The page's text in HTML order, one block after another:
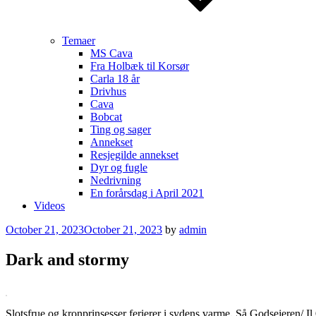
Temaer
MS Cava
Fra Holbæk til Korsør
Carla 18 år
Drivhus
Cava
Bobcat
Ting og sager
Annekset
Resjegilde annekset
Dyr og fugle
Nedrivning
En forårsdag i April 2021
Videos
Posted
October 21, 2023October 21, 2023 by admin
Dark and stormy
Slotsfrue og kronprinsesser ferierer i sydens varme. Så Godsejeren/